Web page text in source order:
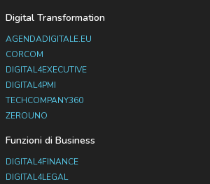
Digital Transformation
AGENDADIGITALE.EU
CORCOM
DIGITAL4EXECUTIVE
DIGITAL4PMI
TECHCOMPANY360
ZEROUNO
Funzioni di Business
DIGITAL4FINANCE
DIGITAL4LEGAL